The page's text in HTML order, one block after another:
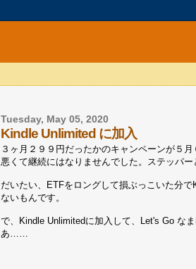
Tuesday, May 05, 2020
Kindle Unlimited に加入
３ヶ月２９９円だったかのキャンペーンが５
悪くて継続にはなりませんでした。ステッパ
だいたい、ETFをロングして損ぶっこいた分
ないもんです。
で、Kindle Unlimitedに加入して、Let's Go な
あ……